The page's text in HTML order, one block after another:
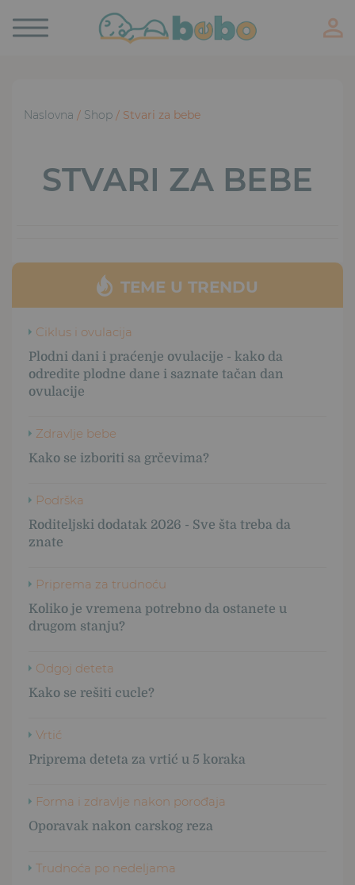
Toggle
navigation
TEME U TRENDU
Ciklus i ovulacija
Plodni dani i praćenje ovulacije - kako da
odredite plodne dane i saznate tačan dan
ovulacije
Zdravlje bebe
Kako se izboriti sa grčevima?
Podrška
Roditeljski dodatak 2026 - Sve šta treba da
znate
Priprema za trudnoću
Koliko je vremena potrebno da ostanete u
drugom stanju?
Odgoj deteta
Kako se rešiti cucle?
Vrtić
Priprema deteta za vrtić u 5 koraka
Forma i zdravlje nakon porođaja
Oporavak nakon carskog reza
Trudnoća po nedeljama
Naslovna / Shop / Stvari za bebe
STVARI ZA BEBE